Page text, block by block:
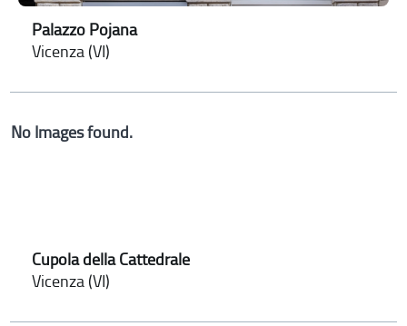
Palazzo Pojana
Vicenza (VI)
No Images found.
Cupola della Cattedrale
Vicenza (VI)